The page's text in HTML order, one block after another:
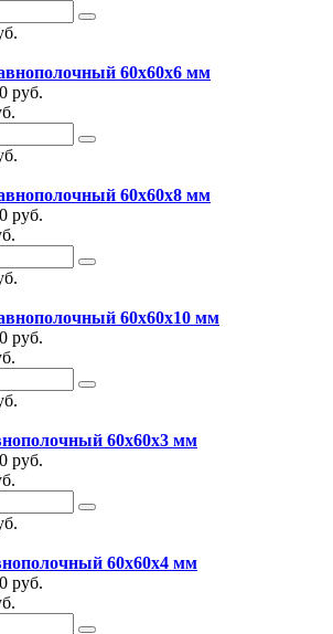
60х60х6 мм
руб.
60х60х8 мм
руб.
60х60х10 мм
руб.
60х60х3 мм
руб.
60х60х4 мм
руб.